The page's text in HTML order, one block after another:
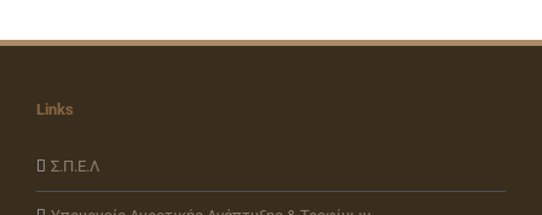
Links
Σ.Π.Ε.Λ